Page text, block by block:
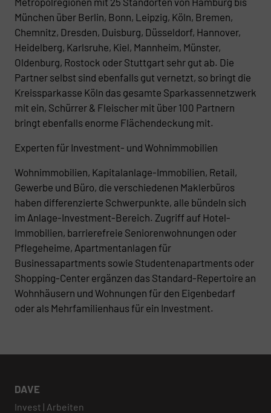
München über Berlin, Bonn, Leipzig, Köln, Bremen,
Chemnitz, Dresden, Duisburg, Düsseldorf, Hannover,
Heidelberg, Karlsruhe, Kiel, Mannheim, Münster,
Oldenburg, Rostock oder Stuttgart sehr gut ab. Die
Partner selbst sind ebenfalls gut vernetzt, so bringt die
Kreissparkasse Köln das gesamte Sparkassennetzwerk
mit ein, Schürrer & Fleischer mit über 100 Partnern
bringt ebenfalls enorme Flächendeckung mit.
Experten für Investment- und Wohnimmobilien
Wohnimmobilien, Kapitalanlage-Immobilien, Retail,
Gewerbe und Büro, die verschiedenen Maklerbüros
haben differenzierte Schwerpunkte, alle bündeln sich
im Anlage-Investment-Bereich. Zugriff auf Hotel-
Immobilien, barrierefreie Seniorenwohnungen oder
Pflegeheime, Apartmentanlagen für
Businessapartments sowie Studentenapartments oder
Shopping-Center ergänzen das Standard-Repertoire an
Wohnhäusern und Wohnungen für den Eigenbedarf
oder als Mehrfamilienhaus für ein Investment.
DAVE
Invest | Arbeiten